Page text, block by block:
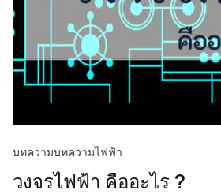
บทความบทความไฟฟ้า
วงจรไฟฟ้า คืออะไร ?